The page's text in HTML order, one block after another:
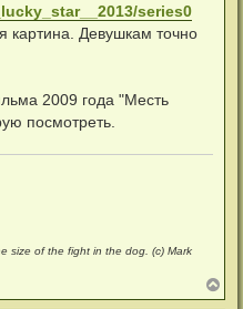
series0
картина. Девушкам точно
2009 года "Месть
посмотреть.
size of the fight in the dog. (c) Mark
е